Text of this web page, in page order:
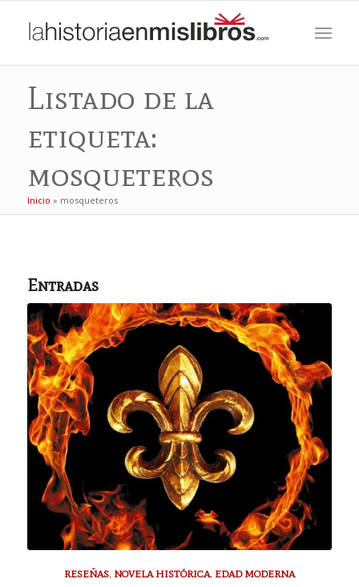
Listado de la
etiqueta:
mosqueteros
Inicio » mosqueteros
Entradas
RESEÑAS, NOVELA HISTÓRICA, EDAD MODERNA